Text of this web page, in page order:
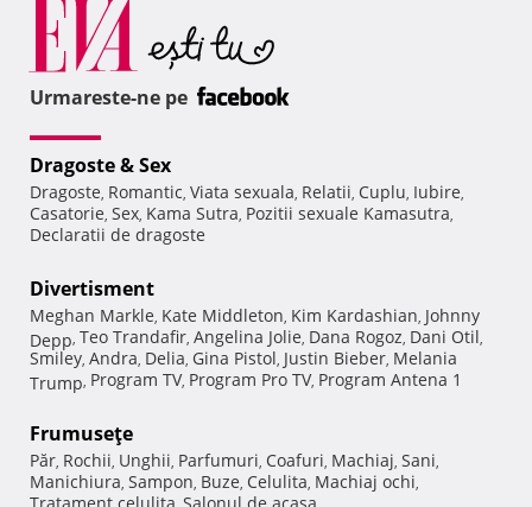
Urmareste-ne pe
Dragoste & Sex
Dragoste, Romantic, Viata sexuala, Relatii, Cuplu, Iubire,
Casatorie, Sex, Kama Sutra, Pozitii sexuale Kamasutra,
Declaratii de dragoste
Divertisment
Meghan Markle, Kate Middleton, Kim Kardashian, Johnny
Depp, Teo Trandafir, Angelina Jolie, Dana Rogoz, Dani Otil,
Smiley, Andra, Delia, Gina Pistol, Justin Bieber, Melania
Trump, Program TV, Program Pro TV, Program Antena 1
Frumuseţe
Păr, Rochii, Unghii, Parfumuri, Coafuri, Machiaj, Sani,
Manichiura, Sampon, Buze, Celulita, Machiaj ochi,